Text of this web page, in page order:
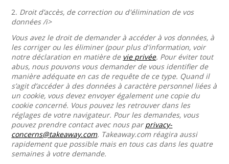
2. Droit d’accès, de correction ou d'élimination de vos
données /i>
Vous avez le droit de demander à accéder à vos données, à
les corriger ou les éliminer (pour plus d'information, voir
notre déclaration en matière de vie privée. Pour éviter tout
abus, nous pouvons vous demander de vous identifier de
manière adéquate en cas de requête de ce type. Quand il
s’agit d’accéder à des données à caractère personnel liées à
un cookie, vous devez envoyer également une copie du
cookie concerné. Vous pouvez les retrouver dans les
réglages de votre navigateur. Pour les demandes, vous
pouvez prendre contact avec nous parprivacy-
concerns@takeaway.com. Takeaway.com réagira aussi
rapidement que possible mais en tous cas dans les quatre
semaines à votre demande.